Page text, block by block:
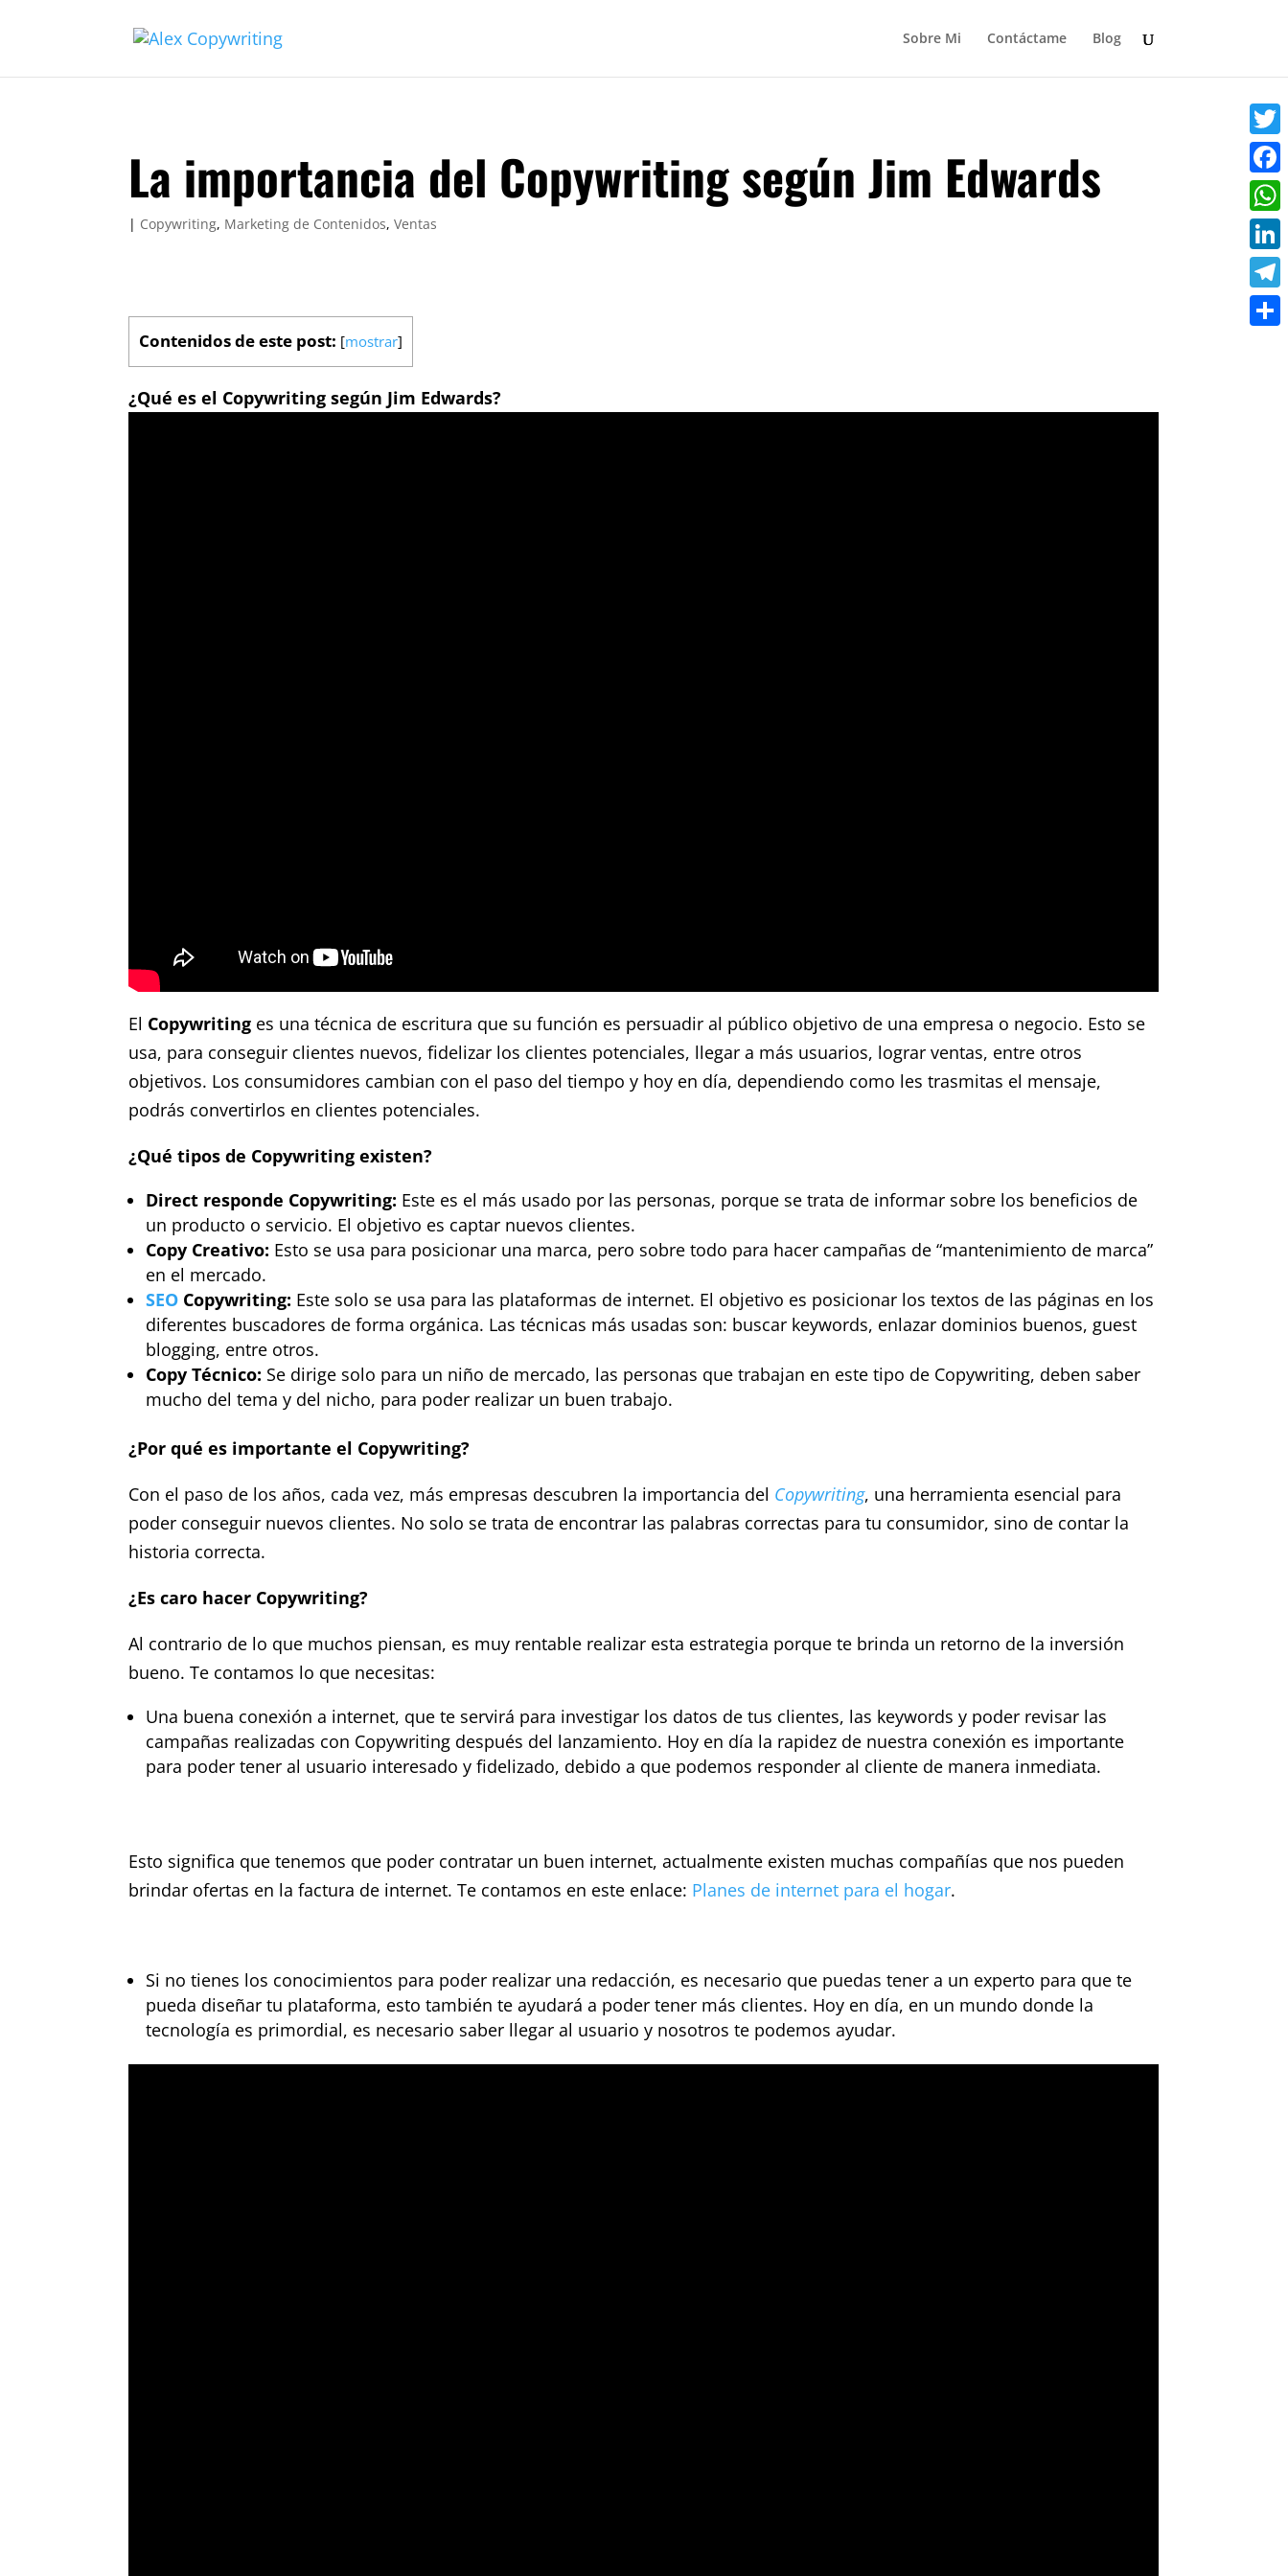
Sobre Mi Contáctame Blog
La importancia del Copywriting según Jim Edwards
| Copywriting, Marketing de Contenidos,Ventas
Contenidos de este post: [mostrar]
¿Qué es el Copywriting según Jim Edwards?
El Copywriting es una técnica de escritura que su función es persuadir al público objetivo de una empresa o negocio. Esto se
usa, para conseguir clientes nuevos, fidelizar los clientes potenciales, llegar a más usuarios, lograr ventas, entre otros
objetivos. Los consumidores cambian con el paso del tiempo y hoy en día, dependiendo como les trasmitas el mensaje,
podrás convertirlos en clientes potenciales.
¿Qué tipos de Copywriting existen?
Direct responde Copywriting: Este es el más usado por las personas, porque se trata de informar sobre los beneficios de
un producto o servicio. El objetivo es captar nuevos clientes.
Copy Creativo: Esto se usa para posicionar una marca, pero sobre todo para hacer campañas de “mantenimiento de marca”
en el mercado.
SEO Copywriting: Este solo se usa para las plataformas de internet. El objetivo es posicionar los textos de las páginas en los
diferentes buscadores de forma orgánica. Las técnicas más usadas son: buscar keywords, enlazar dominios buenos, guest
blogging, entre otros.
Copy Técnico: Se dirige solo para un niño de mercado, las personas que trabajan en este tipo de Copywriting, deben saber
mucho del tema y del nicho, para poder realizar un buen trabajo.
¿Por qué es importante el Copywriting?
Con el paso de los años, cada vez, más empresas descubren la importancia del Copywriting, una herramienta esencial para
poder conseguir nuevos clientes. No solo se trata de encontrar las palabras correctas para tu consumidor, sino de contar la
historia correcta.
¿Es caro hacer Copywriting?
Al contrario de lo que muchos piensan, es muy rentable realizar esta estrategia porque te brinda un retorno de la inversión
bueno. Te contamos lo que necesitas:
Una buena conexión a internet, que te servirá para investigar los datos de tus clientes, las keywords y poder revisar las
campañas realizadas con Copywriting después del lanzamiento. Hoy en día la rapidez de nuestra conexión es importante
para poder tener al usuario interesado y fidelizado, debido a que podemos responder al cliente de manera inmediata.
Esto significa que tenemos que poder contratar un buen internet, actualmente existen muchas compañías que nos pueden
brindar ofertas en la factura de internet. Te contamos en este enlace: Planes de internet para el hogar.
Si no tienes los conocimientos para poder realizar una redacción, es necesario que puedas tener a un experto para que te
pueda diseñar tu plataforma, esto también te ayudará a poder tener más clientes. Hoy en día, en un mundo donde la
tecnología es primordial, es necesario saber llegar al usuario y nosotros te podemos ayudar.